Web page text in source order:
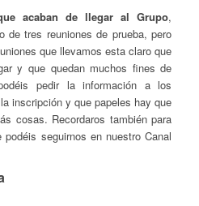
acaban de llegar al Grupo,
de tres reuniones de prueba, pero
que llevamos esta claro que
y que quedan muchos fines de
pedir la información a los
inscripción y que papeles hay que
cosas. Recordaros también para
seguirnos en nuestro Canal